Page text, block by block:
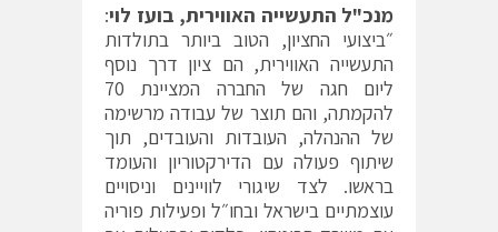
מנכ"ל התעשייה האווירית, בועז לוי:
״ביצועי החציון, הטוב ביותר בתולדות
התעשייה האווירית, הם ציון דרך נוסף
ליום חגה של החברה המציינת 70
להקמתה, והם תוצר של עבודה מרשימה
של ההנהלה, העובדות והעובדים, תוך
שיתוף פעולה עם הדירקטוריון והעומד
בראשו. לצד שיגורי לוויינים וניסויים
עוצמתיים בישראל ובחו״ל ופעילות פוריה